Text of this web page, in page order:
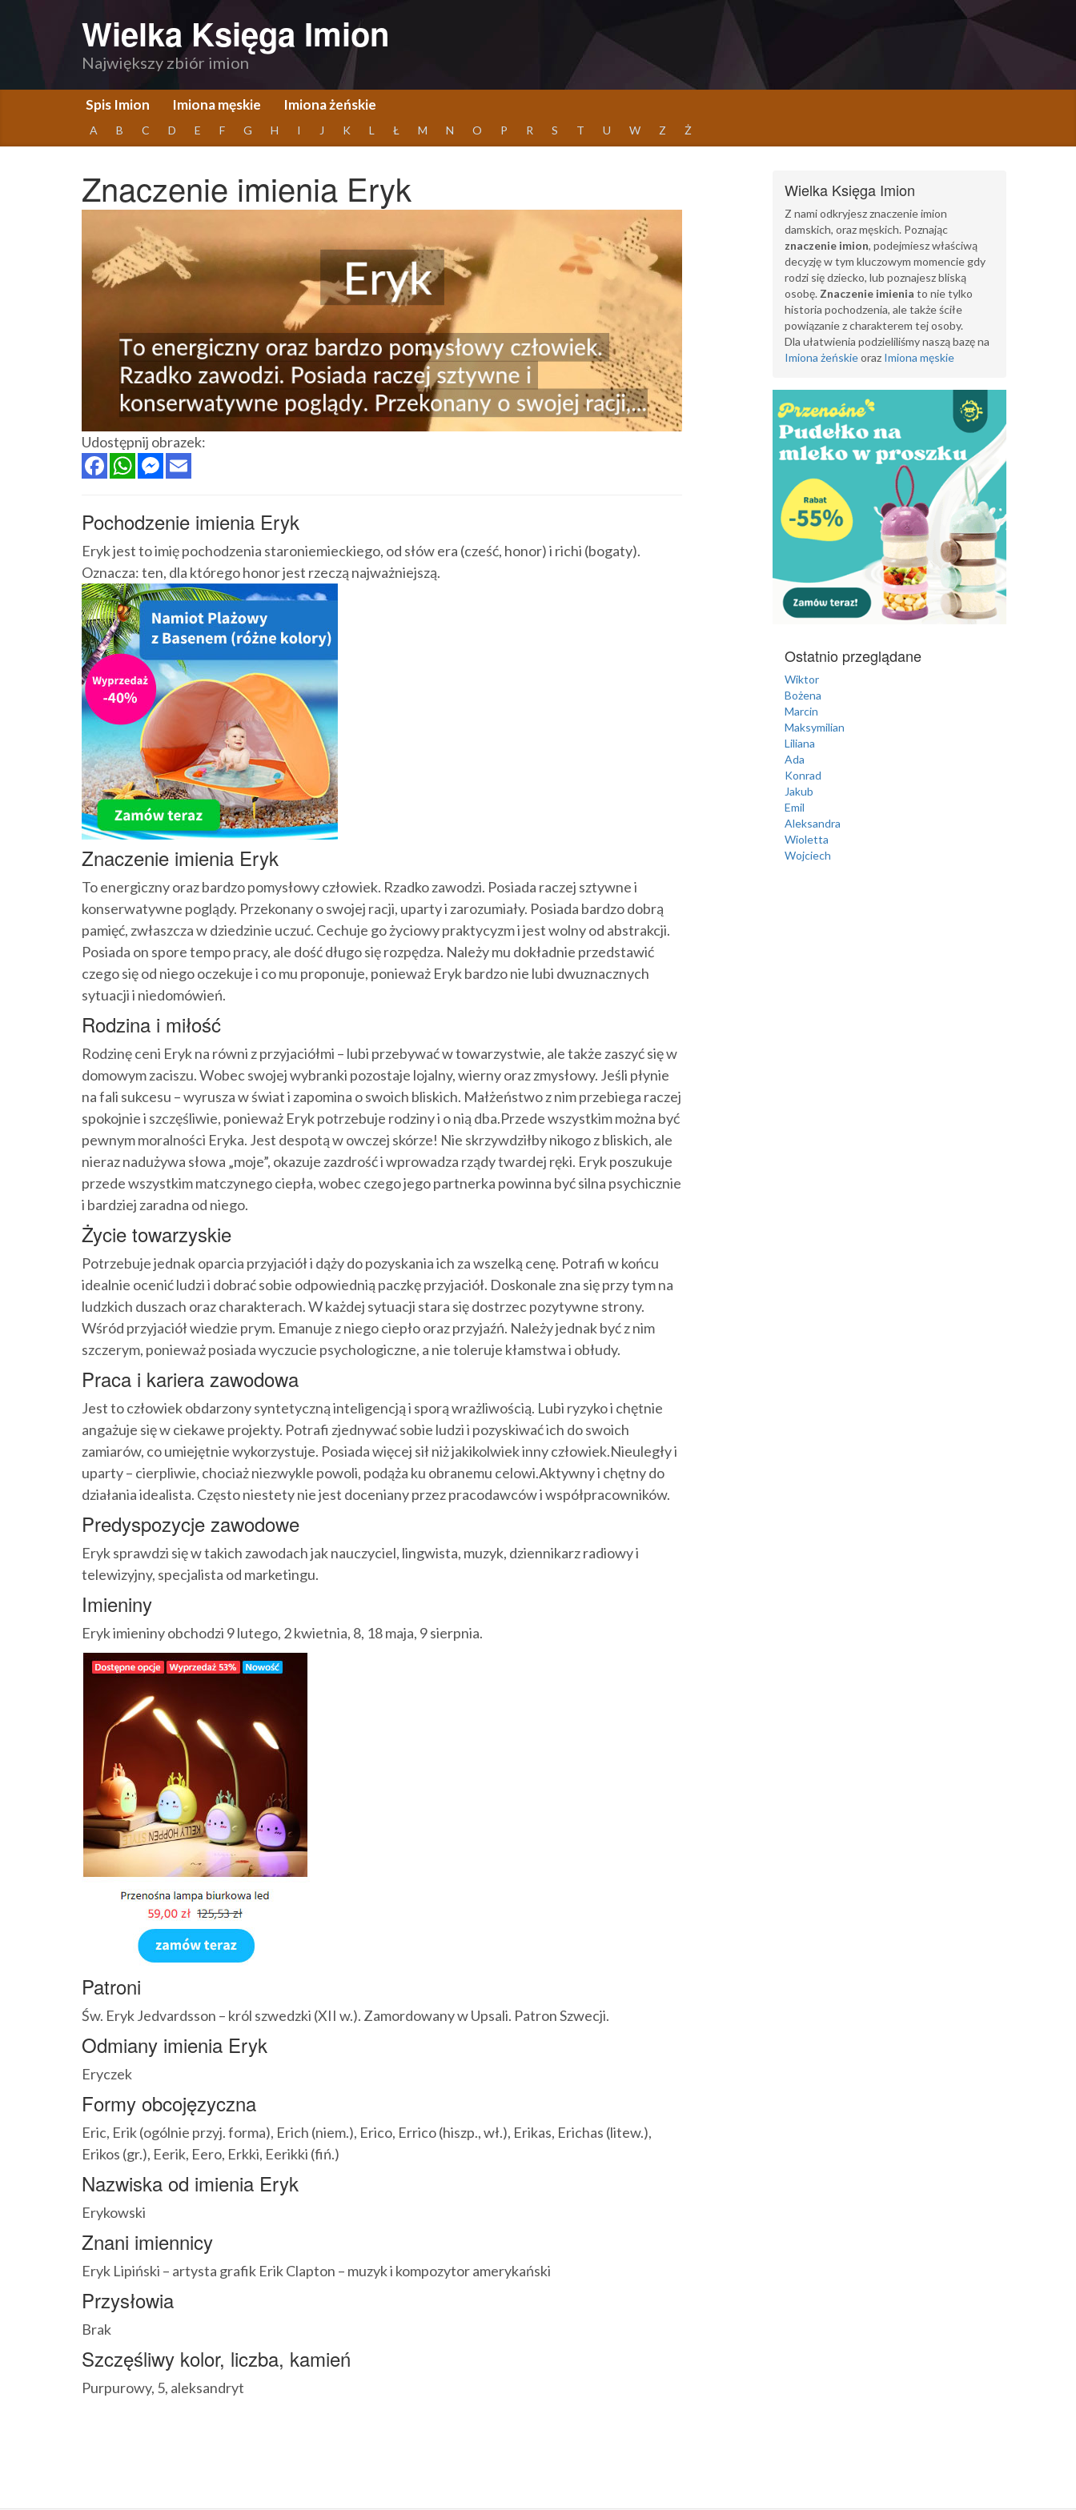
Wielka Księga Imion
Największy zbiór imion
Spis Imion Imiona męskie Imiona żeńskie
A B C D E F G H I J K L Ł M N O P R S T U W Z Ż
Znaczenie imienia Eryk
Udostępnij obrazek:
Pochodzenie imienia Eryk
Eryk jest to imię pochodzenia staroniemieckiego, od słów era (cześć, honor) i richi (bogaty).
Oznacza: ten, dla którego honor jest rzeczą najważniejszą.
Znaczenie imienia Eryk
To energiczny oraz bardzo pomysłowy człowiek. Rzadko zawodzi. Posiada raczej sztywne i
konserwatywne poglądy. Przekonany o swojej racji, uparty i zarozumiały. Posiada bardzo dobrą
pamięć, zwłaszcza w dziedzinie uczuć. Cechuje go życiowy praktycyzm i jest wolny od abstrakcji.
Posiada on spore tempo pracy, ale dość długo się rozpędza. Należy mu dokładnie przedstawić
czego się od niego oczekuje i co mu proponuje, ponieważ Eryk bardzo nie lubi dwuznacznych
sytuacji i niedomówień.
Rodzina i miłość
Rodzinę ceni Eryk na równi z przyjaciółmi – lubi przebywać w towarzystwie, ale także zaszyć się w
domowym zaciszu. Wobec swojej wybranki pozostaje lojalny, wierny oraz zmysłowy. Jeśli płynie
na fali sukcesu – wyrusza w świat i zapomina o swoich bliskich. Małżeństwo z nim przebiega raczej
spokojnie i szczęśliwie, ponieważ Eryk potrzebuje rodziny i o nią dba.Przede wszystkim można być
pewnym moralności Eryka. Jest despotą w owczej skórze! Nie skrzywdziłby nikogo z bliskich, ale
nieraz nadużywa słowa „moje”, okazuje zazdrość i wprowadza rządy twardej ręki. Eryk poszukuje
przede wszystkim matczynego ciepła, wobec czego jego partnerka powinna być silna psychicznie
i bardziej zaradna od niego.
Życie towarzyskie
Potrzebuje jednak oparcia przyjaciół i dąży do pozyskania ich za wszelką cenę. Potrafi w końcu
idealnie ocenić ludzi i dobrać sobie odpowiednią paczkę przyjaciół. Doskonale zna się przy tym na
ludzkich duszach oraz charakterach. W każdej sytuacji stara się dostrzec pozytywne strony.
Wśród przyjaciół wiedzie prym. Emanuje z niego ciepło oraz przyjaźń. Należy jednak być z nim
szczerym, ponieważ posiada wyczucie psychologiczne, a nie toleruje kłamstwa i obłudy.
Praca i kariera zawodowa
Jest to człowiek obdarzony syntetyczną inteligencją i sporą wrażliwością. Lubi ryzyko i chętnie
angażuje się w ciekawe projekty. Potrafi zjednywać sobie ludzi i pozyskiwać ich do swoich
zamiarów, co umiejętnie wykorzystuje. Posiada więcej sił niż jakikolwiek inny człowiek.Nieuległy i
uparty – cierpliwie, chociaż niezwykle powoli, podąża ku obranemu celowi.Aktywny i chętny do
działania idealista. Często niestety nie jest doceniany przez pracodawców i współpracowników.
Predyspozycje zawodowe
Eryk sprawdzi się w takich zawodach jak nauczyciel, lingwista, muzyk, dziennikarz radiowy i
telewizyjny, specjalista od marketingu.
Imieniny
Eryk imieniny obchodzi 9 lutego, 2 kwietnia, 8, 18 maja, 9 sierpnia.
Patroni
Św. Eryk Jedvardsson – król szwedzki (XII w.). Zamordowany w Upsali. Patron Szwecji.
Odmiany imienia Eryk
Eryczek
Formy obcojęzyczna
Eric, Erik (ogólnie przyj. forma), Erich (niem.), Erico, Errico (hiszp., wł.), Erikas, Erichas (litew.),
Erikos (gr.), Eerik, Eero, Erkki, Eerikki (fiń.)
Nazwiska od imienia Eryk
Erykowski
Znani imiennicy
Eryk Lipiński – artysta grafik Erik Clapton – muzyk i kompozytor amerykański
Przysłowia
Brak
Szczęśliwy kolor, liczba, kamień
Purpurowy, 5, aleksandryt
Wielka Księga Imion
Z nami odkryjesz znaczenie imion
damskich, oraz męskich. Poznając
znaczenie imion, podejmiesz właściwą
decyzję w tym kluczowym momencie gdy
rodzi się dziecko, lub poznajesz bliską
osobę. Znaczenie imienia to nie tylko
historia pochodzenia, ale także ściłe
powiązanie z charakterem tej osoby.
Dla ułatwienia podzieliliśmy naszą bazę na
Imiona żeńskieoraz Imiona męskie
Ostatnio przeglądane
Wiktor
Bożena
Marcin
Maksymilian
Liliana
Ada
Konrad
Jakub
Emil
Aleksandra
Wioletta
Wojciech